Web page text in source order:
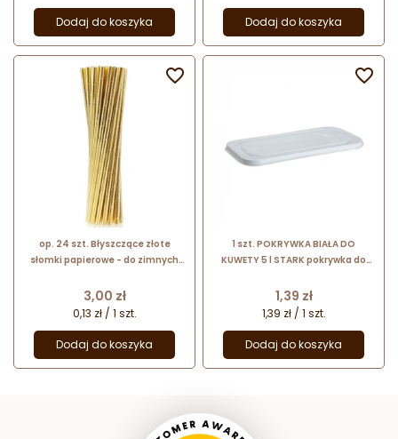
Dodaj do koszyka Dodaj do koszyka
op. 24 szt. Błyszczące złote
słomki papierowe - do zimnych
GoDan
Cena
3,00 zł
0,13 zł / 1 szt.
Dodaj do koszyka

1 szt. POKRYWKA BIAŁA DO
KUWETY 5 l STARK pokrywka do
polistyrenowej
Cena
1,39 zł
1,39 zł / 1 szt.
Dodaj do koszyka
